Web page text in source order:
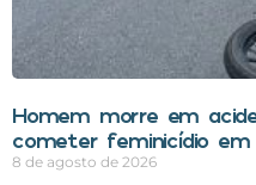
Homem morre em
cometer feminicídio em
8 de agosto de 2026